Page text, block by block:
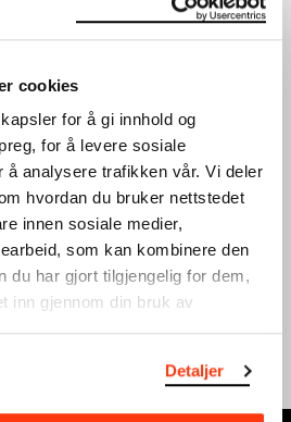
cookies
for å gi innhold og
for å levere sosiale
å analysere trafikken vår. Vi deler
hvordan du bruker nettstedet
innen sosiale medier,
som kan kombinere den
du har gjort tilgjengelig for dem,
inn gjennom din bruk av
Detaljer
UNG VINTERFERIE:
GRAFISK DESIGN
VERKSTED
19.02.2024 , 15:00
full kalender